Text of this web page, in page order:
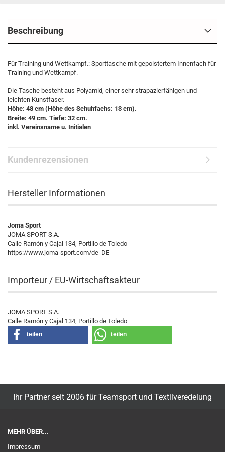
Beschreibung
Für Training und Wettkampf.: Sporttasche mit gepolstertem Innenfach für
Training und Wettkampf.
Die Tasche besteht aus Polyamid, einer sehr strapazierfähigen und
leichten Kunstfaser.
Höhe: 48 cm (Höhe des Schuhfachs: 13 cm).
Breite: 49 cm. Tiefe: 32 cm.
inkl. Vereinsname u. Initialen
Kundenrezensionen
Hersteller Informationen
Joma Sport
JOMA SPORT S.A.
Calle Ramón y Cajal 134, Portillo de Toledo
https://www.joma-sport.com/de_DE
Importeur / EU-Wirtschaftsakteur
JOMA SPORT S.A.
Calle Ramón y Cajal 134, Portillo de Toledo
teilen teilen
Ihr Partner seit 2006 für Teamsport und Textilveredelung
MEHR ÜBER...
Impressum